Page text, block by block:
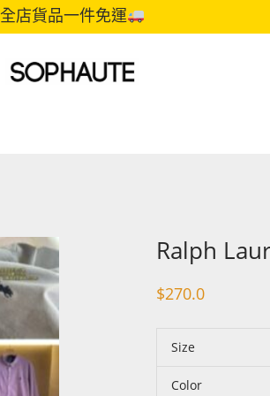
全店貨品一件免運
Ralph
$270.0
Size
Color